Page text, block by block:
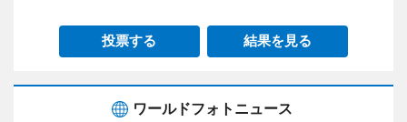
投票する 結果を見る
ワールドフォトニュース